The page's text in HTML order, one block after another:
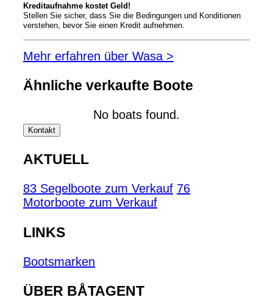
Kreditaufnahme kostet Geld!
Stellen Sie sicher, dass Sie die Bedingungen und Konditionen
verstehen, bevor Sie einen Kredit aufnehmen.
Mehr erfahren über Wasa >
Ähnliche verkaufte Boote
No boats found.
Kontakt
AKTUELL
83 Segelboote zum Verkauf 76
Motorboote zum Verkauf
LINKS
Bootsmarken
ÜBER BÅTAGENT